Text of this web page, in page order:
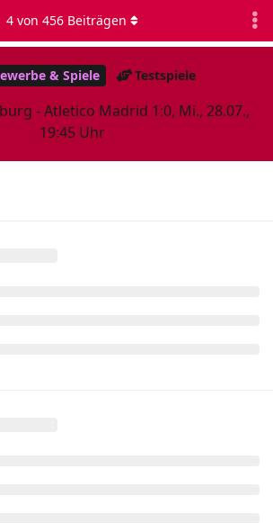
& Spiele Testspiele
- Atletico Madrid 1:0, Mi., 28.07.,
19:45 Uhr
4von 456Beiträgen